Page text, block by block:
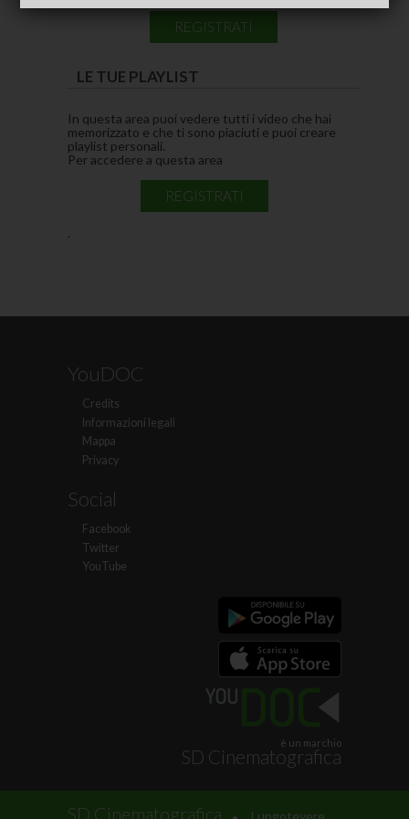
REGISTRATI
LE TUE PLAYLIST
In questa area puoi vedere tutti i video che hai
memorizzato e che ti sono piaciuti e puoi creare
playlist personali.
Per accedere a questa area
REGISTRATI
.
YouDOC
Credits
Informazioni legali
Mappa
Privacy
Social
Facebook
Twitter
YouTube
è un marchio
SD Cinematografica
SD Cinematografica .